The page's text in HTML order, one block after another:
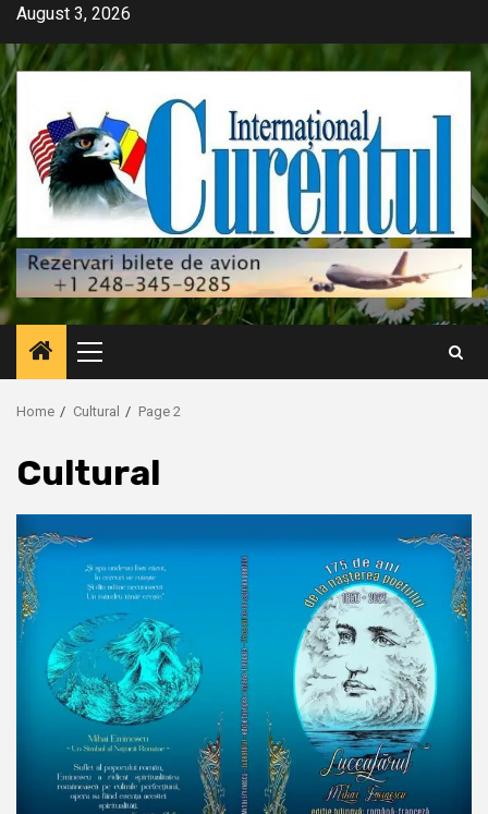
Skip
content
August 3, 2026
Primary
Menu
Home Cultural Page 2
Cultural